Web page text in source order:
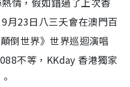
月23日八三夭會在澳門百
倒世界》世界巡迴演唱
不等，KKday 香港獨家